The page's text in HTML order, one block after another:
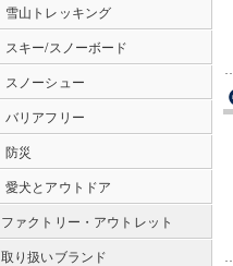
雪山トレッキング
スキー/スノーボード
スノーシュー
バリアフリー
防災
愛犬とアウトドア
ファクトリー・アウトレット
取り扱いブランド